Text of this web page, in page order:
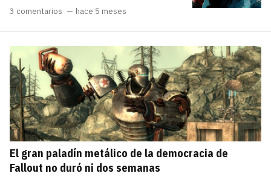
3 comentarios hace 5 meses
El gran paladín metálico de la democracia de
Fallout no duró ni dos semanas